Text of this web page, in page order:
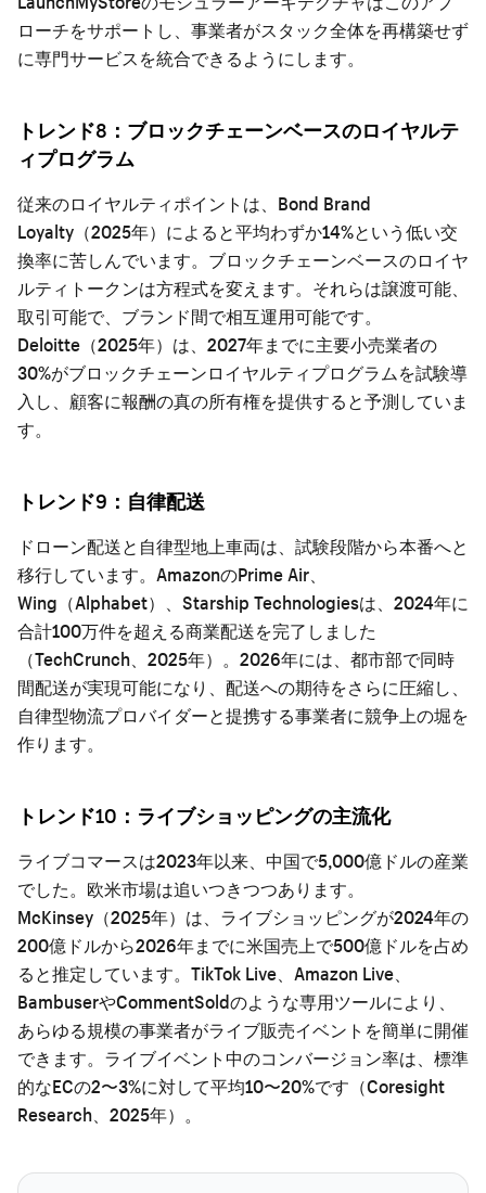
ローチをサポートし、事業者がスタック全体を再構築せず
に専門サービスを統合できるようにします。
トレンド8：ブロックチェーンベースのロイヤルテ
ィプログラム
従来のロイヤルティポイントは、Bond Brand
Loyalty（2025年）によると平均わずか14%という低い交
換率に苦しんでいます。ブロックチェーンベースのロイヤ
ルティトークンは方程式を変えます。それらは譲渡可能、
取引可能で、ブランド間で相互運用可能です。
Deloitte（2025年）は、2027年までに主要小売業者の
30%がブロックチェーンロイヤルティプログラムを試験導
入し、顧客に報酬の真の所有権を提供すると予測していま
す。
トレンド9：自律配送
ドローン配送と自律型地上車両は、試験段階から本番へと
移行しています。AmazonのPrime Air、
Wing（Alphabet）、Starship Technologiesは、2024年に
合計100万件を超える商業配送を完了しました
（TechCrunch、2025年）。2026年には、都市部で同時
間配送が実現可能になり、配送への期待をさらに圧縮し、
自律型物流プロバイダーと提携する事業者に競争上の堀を
作ります。
トレンド10：ライブショッピングの主流化
ライブコマースは2023年以来、中国で5,000億ドルの産業
でした。欧米市場は追いつきつつあります。
McKinsey（2025年）は、ライブショッピングが2024年の
200億ドルから2026年までに米国売上で500億ドルを占め
ると推定しています。TikTok Live、Amazon Live、
BambuserやCommentSoldのような専用ツールにより、
あらゆる規模の事業者がライブ販売イベントを簡単に開催
できます。ライブイベント中のコンバージョン率は、標準
的なECの2〜3%に対して平均10〜20%です（Coresight
Research、2025年）。